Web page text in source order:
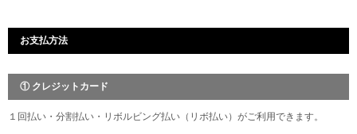
お支払方法
① クレジットカード
１回払い・分割払い・リボルビング払い（リボ払い）がご利用できます。